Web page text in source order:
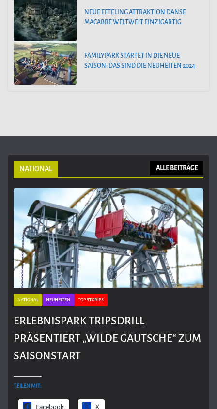
NEUE EFTELING ATTRAKTION DANSE
MACABRE WELTWEIT EINZIGARTIG
FAMILYPARK STARTET IN DIE NEUE
SAISON: DAS SIND DIE NEUHEITEN 2024
NATIONAL ALLE BEITRÄGE
NATIONAL NEUHEITEN TOP STORIES
ERLEBNISPARK TRIPSDRILL
PRÄSENTIERT „WILDE GAUTSCHE“ ZUM
SAISONSTART
TEILEN MIT:
Facebook X